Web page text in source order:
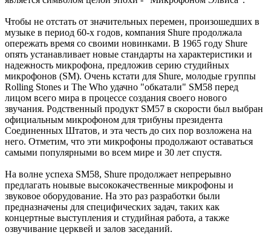
Чтобы не отстать от значительных перемен, произошедших в
музыке в период 60-х годов, компания Shure продолжала
опережать время со своими новинками. В 1965 году Shure
опять устанавливает новые стандарты на характеристики и
надежность микрофона, предложив серию студийных
микрофонов (SM). Очень кстати для Shure, молодые группы
Rolling Stones и The Who удачно "обкатали" SM58 перед
лицом всего мира в процессе создания своего нового
звучания. Родственный продукт SM57 в скорости был выбран
официальным микрофоном для трибуны президента
Соединенных Штатов, и эта честь до сих пор возложена на
него. Отметим, что эти микрофоны продолжают оставаться
самыми популярными во всем мире и 30 лет спустя.
На волне успеха SM58, Shure продолжает непрерывно
предлагать ноывые высококачественные микрофоны и
звуковое оборудование. На это раз разработки были
предназначены для специфических задач, таких как
концертные выступления и студийная работа, а также
озвучивание церквей и залов заседаний.